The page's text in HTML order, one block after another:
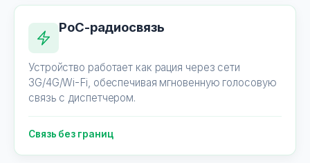
PoC-радиосвязь
Устройство работает как рация через сети
3G/4G/Wi-Fi, обеспечивая мгновенную голосовую
связь с диспетчером.
Связь без границ